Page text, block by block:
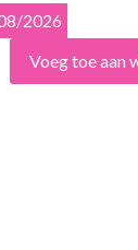
2026
Voeg toe aan